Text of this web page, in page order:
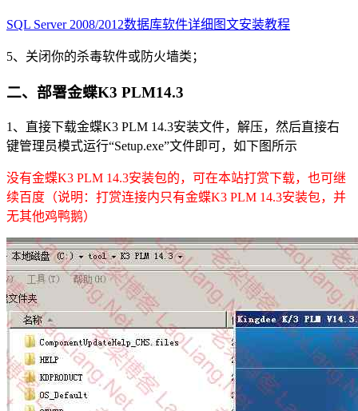
SQL Server 2008/2012数据库软件详细图文安装教程
5、关闭你的杀毒软件或防火墙类；
二、部署金蝶K3 PLM14.3
1、直接下载金蝶K3 PLM 14.3安装文件，解压，然后直接右
键管理员模式运行“Setup.exe”文件即可，如下图所示
没有金蝶K3 PLM 14.3安装包的，可在本站打赏下载，也可继
续百度（说明：打赏连接内只有金蝶K3 PLM 14.3安装包，并
无其他鸡鸭鹅）